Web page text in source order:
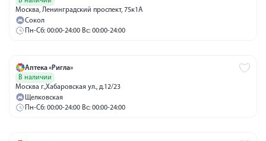
Москва, Ленинградский проспект, 75к1А
Сокол
Пн-Сб: 00:00-24:00 Вс: 00:00-24:00
Аптека «Ригла»
В наличии
Москва г.,Хабаровская ул., д.12/23
Щелковская
Пн-Сб: 00:00-24:00 Вс: 00:00-24:00